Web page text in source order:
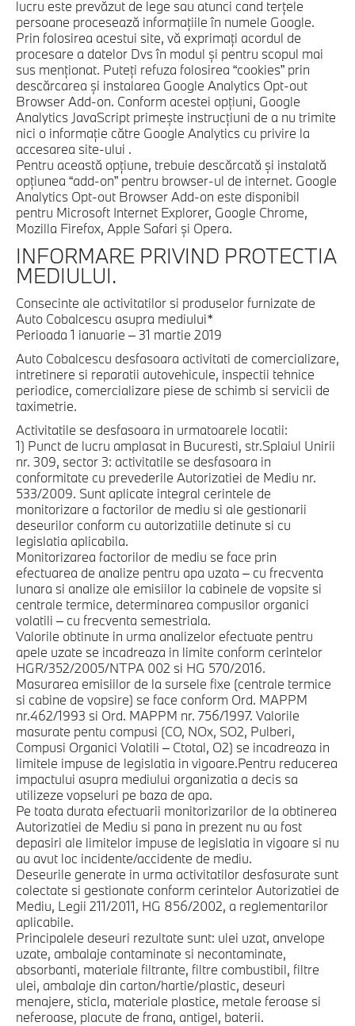
lucru este prevăzut de lege sau atunci cand terţele
persoane procesează informaţiile în numele Google.
Prin folosirea acestui site, vă exprimaţi acordul de
procesare a datelor Dvs în modul şi pentru scopul mai
sus menţionat. Puteţi refuza folosirea “cookies” prin
descărcarea şi instalarea Google Analytics Opt-out
Browser Add-on. Conform acestei opţiuni, Google
Analytics JavaScript primeşte instrucţiuni de a nu trimite
nici o informaţie către Google Analytics cu privire la
accesarea site-ului .
Pentru această opţiune, trebuie descărcată şi instalată
opţiunea “add-on” pentru browser-ul de internet. Google
Analytics Opt-out Browser Add-on este disponibil
pentru Microsoft Internet Explorer, Google Chrome,
Mozilla Firefox, Apple Safari şi Opera.
INFORMARE PRIVIND PROTECTIA
MEDIULUI.
Consecinte ale activitatilor si produselor furnizate de
Auto Cobalcescu asupra mediului*
Perioada 1 ianuarie – 31 martie 2019
Auto Cobalcescu desfasoara activitati de comercializare,
intretinere si reparatii autovehicule, inspectii tehnice
periodice, comercializare piese de schimb si servicii de
taximetrie.
Activitatile se desfasoara in urmatoarele locatii:
1) Punct de lucru amplasat in Bucuresti, str.Splaiul Unirii
nr. 309, sector 3: activitatile se desfasoara in
conformitate cu prevederile Autorizatiei de Mediu nr.
533/2009. Sunt aplicate integral cerintele de
monitorizare a factorilor de mediu si ale gestionarii
deseurilor conform cu autorizatiile detinute si cu
legislatia aplicabila.
Monitorizarea factorilor de mediu se face prin
efectuarea de analize pentru apa uzata – cu frecventa
lunara si analize ale emisiilor la cabinele de vopsite si
centrale termice, determinarea compusilor organici
volatili – cu frecventa semestriala.
Valorile obtinute in urma analizelor efectuate pentru
apele uzate se incadreaza in limite conform cerintelor
HGR/352/2005/NTPA 002 si HG 570/2016.
Masurarea emisiilor de la sursele fixe (centrale termice
si cabine de vopsire) se face conform Ord. MAPPM
nr.462/1993 si Ord. MAPPM nr. 756/1997. Valorile
masurate pentu compusi (CO, NOx, SO2, Pulberi,
Compusi Organici Volatili – Ctotal, O2) se incadreaza in
limitele impuse de legislatia in vigoare.Pentru reducerea
impactului asupra mediului organizatia a decis sa
utilizeze vopseluri pe baza de apa.
Pe toata durata efectuarii monitorizarilor de la obtinerea
Autorizatiei de Mediu si pana in prezent nu au fost
depasiri ale limitelor impuse de legislatia in vigoare si nu
au avut loc incidente/accidente de mediu.
Deseurile generate in urma activitatilor desfasurate sunt
colectate si gestionate conform cerintelor Autorizatiei de
Mediu, Legii 211/2011, HG 856/2002, a reglementarilor
aplicabile.
Principalele deseuri rezultate sunt: ulei uzat, anvelope
uzate, ambalaje contaminate si necontaminate,
absorbanti, materiale filtrante, filtre combustibil, filtre
ulei, ambalaje din carton/hartie/plastic, deseuri
menajere, sticla, materiale plastice, metale feroase si
neferoase, placute de frana, antigel, baterii.